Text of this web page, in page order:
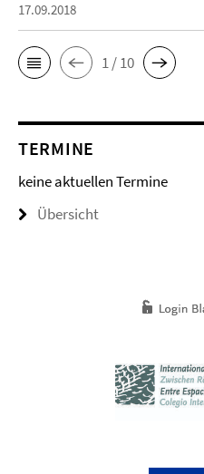
17.09.2018
1 / 10
TERMINE
keine aktuellen Termine
Übersicht